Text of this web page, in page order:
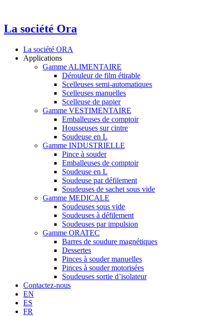
La société Ora
La société ORA
Applications
Gamme ALIMENTAIRE
Dérouleur de film étirable
Scelleuses semi-automatiques
Scelleuses manuelles
Scelleuse de papier
Gamme VESTIMENTAIRE
Emballeuses de comptoir
Housseuses sur cintre
Soudeuse en L
Gamme INDUSTRIELLE
Pince à souder
Emballeuses de comptoir
Soudeuse en L
Soudeuse par défilement
Soudeuses de sachet sous vide
Gamme MEDICALE
Soudeuses sous vide
Soudeuses à défilement
Soudeuses par impulsion
Gamme ORATEC
Barres de soudure magnétiques
Dessertes
Pinces à souder manuelles
Pinces à souder motorisées
Soudeuses sortie d’isolateur
Contactez-nous
EN
ES
FR